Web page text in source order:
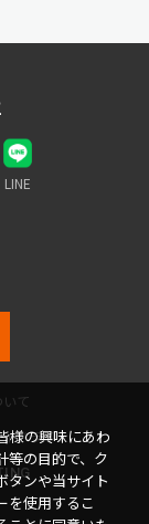
様の興味にあわ
等の目的で、ク
タンや当サイト
を使用するこ
LINE
て
ドライン